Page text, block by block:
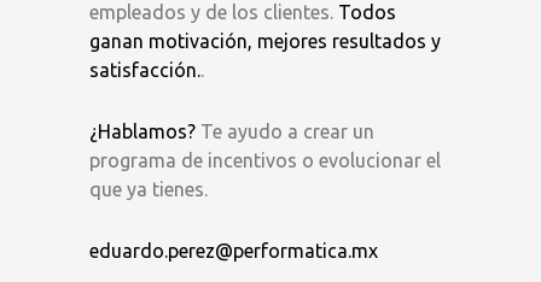
empleados y de los clientes. Todos
ganan motivación, mejores resultados y
satisfacción..
¿Hablamos? Te ayudo a crear un
programa de incentivos o evolucionar el
que ya tienes.
eduardo.perez@performatica.mx